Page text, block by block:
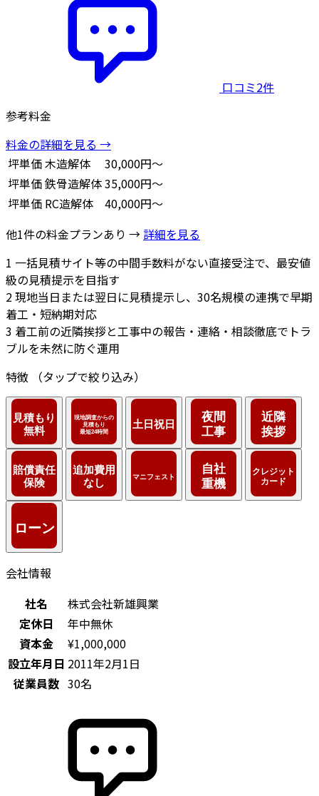
口コミ2件
参考料金
料金の詳細を見る →
坪単価木造解体
30,000円～
坪単価鉄骨造解体35,000円～
坪単価 RC造解体
40,000円～
他1件の料金プランあり → 詳細を見る
1 一括見積サイト等の中間手数料がない直接受注で、最安値
級の見積提示を目指す
2現地当日または翌日に見積提示し、30名規模の連携で早期
着工・短納期対応
3 着工前の近隣挨拶と工事中の報告・連絡・相談徹底でトラ
ブルを未然に防ぐ運用
特徴
（タップで絞り込み）
会社情報
社名
株式会社新雄興業
定休日
年中無休
資本金
¥1,000,000
設立年月日 2011年2月1日
従業員数 30名